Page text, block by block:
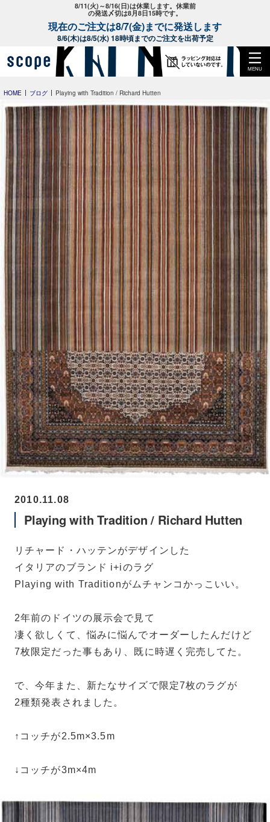
8/11(火)～8/16(日)は休業します。休業前
の発送〆切は8月8日15時です。
現在のご注文は8/7(金)までに発送します
8/6(木)は8/5(水) 18時頃までのご注文を出荷予定
MENU
HOME ブログ Playing with Tradition / Richard Hutten
2010.11.08
Playing with Tradition / Richard Hutten
リチャード・ハッテンがデザインした
イタリアのブランド i+iのラグ
Playing with Traditionがムチャンコかっこいい。
2年前のドイツの展示会で見て
凄く欲しくて、悩みに悩んでオーダーしたんだけど
7枚限定だった事もあり、既に時遅く完売してた。
で、今年また、新たなサイズで限定7枚のラグが
2種類発表されました。
↑コッチが2.5m×3.5m
↓コッチが3m×4m